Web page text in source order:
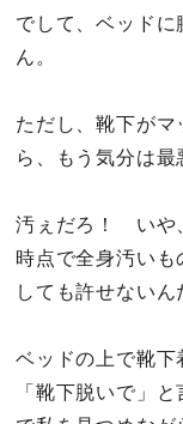
でして、ベッド
ん。
ただし、靴下が
ら、もう気分は最
汚ぇだろ！ いや
時点で全身汚いも
しても許せないん
ベッドの上で靴下
「靴下脱いで」